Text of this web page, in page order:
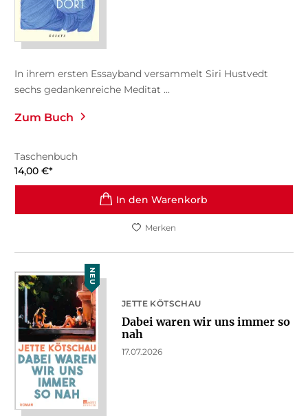
In ihrem ersten Essayband versammelt Siri Hustvedt
sechs gedankenreiche Meditat ...
Zum Buch
Taschenbuch
14,00 €*
In den Warenkorb
Merken
NEU
JETTE KÖTSCHAU
Dabei waren wir uns immer so
nah
17.07.2026